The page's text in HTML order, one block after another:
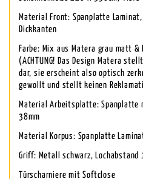
Material Front: Spanplatte
Dickkanten
Farbe: Mix aus Matera grau matt &
(ACHTUNG! Das Design Matera
dar, sie erscheint also optisch
gewollt und stellt keinen
Material Arbeitsplatte: Spanplatte
38mm
Material Korpus: Spanplatte
Griff: Metall schwarz, Lochabstand
Türscharniere mit Softclose